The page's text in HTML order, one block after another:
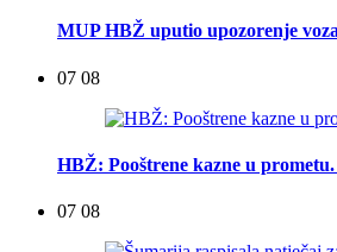
MUP HBŽ uputio upozorenje
07 08
HBŽ: Pooštrene kazne u
07 08